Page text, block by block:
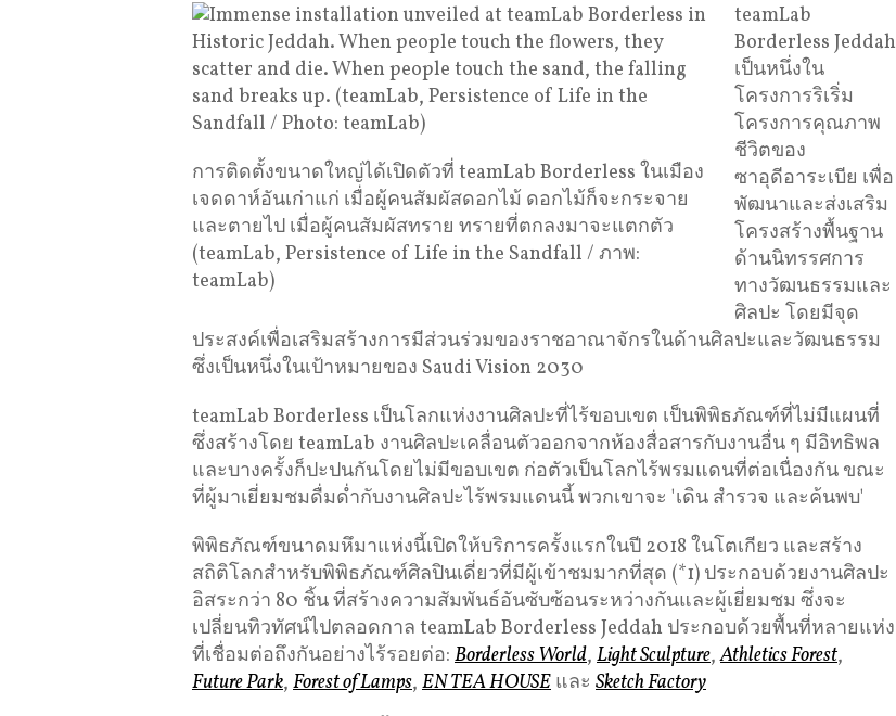
การติดตั้งขนาดใหญ่ได้เปิดตัวที่ teamLab Borderless ในเมือง
เจดดาห์อันเก่าแก่ เมื่อผู้คนสัมผัสดอกไม้ ดอกไม้ก็จะกระจาย
และตายไป เมื่อผู้คนสัมผัสทราย ทรายที่ตกลงมาจะแตกตัว
(teamLab, Persistence of Life in the Sandfall / ภาพ:
teamLab)
teamLab
Borderless Jeddah
เป็นหนึ่งใน
โครงการริเริ่ม
โครงการคุณภาพ
ชีวิตของ
ซาอุดีอาระเบีย เพื่อ
พัฒนาและส่งเสริม
โครงสร้างพื้นฐาน
ด้านนิทรรศการ
ทางวัฒนธรรมและ
ศิลปะ โดยมีจุด
ประสงค์เพื่อเสริมสร้างการมีส่วนร่วมของราชอาณาจักรในด้านศิลปะและวัฒนธรรม
ซึ่งเป็นหนึ่งในเป้าหมายของ Saudi Vision 2030
teamLab Borderless เป็นโลกแห่งงานศิลปะที่ไร้ขอบเขต เป็นพิพิธภัณฑ์ที่ไม่มีแผนที่
ซึ่งสร้างโดย teamLab งานศิลปะเคลื่อนตัวออกจากห้องสื่อสารกับงานอื่น ๆ มีอิทธิพล
และบางครั้งก็ปะปนกันโดยไม่มีขอบเขต ก่อตัวเป็นโลกไร้พรมแดนที่ต่อเนื่องกัน ขณะ
ที่ผู้มาเยี่ยมชมดื่มด่ำกับงานศิลปะไร้พรมแดนนี้ พวกเขาจะ 'เดิน สํารวจ และค้นพบ'
พิพิธภัณฑ์ขนาดมหึมาแห่งนี้เปิดให้บริการครั้งแรกในปี 2018 ในโตเกียว และสร้าง
สถิติโลกสําหรับพิพิธภัณฑ์ศิลปินเดี่ยวที่มีผู้เข้าชมมากที่สุด (*1) ประกอบด้วยงานศิลปะ
อิสระกว่า 80 ชิ้น ที่สร้างความสัมพันธ์อันซับซ้อนระหว่างกันและผู้เยี่ยมชม ซึ่งจะ
เปลี่ยนทิวทัศน์ไปตลอดกาล teamLab Borderless Jeddah ประกอบด้วยพื้นที่หลายแห่ง
ที่เชื่อมต่อถึงกันอย่างไร้รอยต่อ: Borderless World, Light Sculpture,Athletics Forest,
Future Park, Forest of Lamps, EN TEA HOUSE และ Sketch Factory